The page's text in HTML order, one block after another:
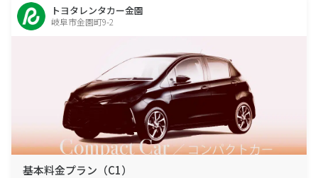
トヨタレンタカー金園
岐阜市金園町9-2
基本料金プラン（C1）